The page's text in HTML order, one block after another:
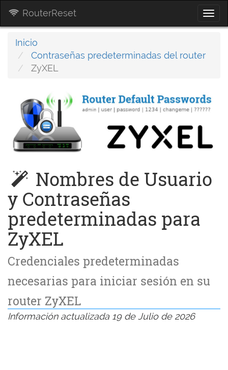
RouterReset
Inicio
Contraseñas predeterminadas del router
ZyXEL
Nombres de Usuario
y Contraseñas
predeterminadas para
ZyXEL
Credenciales predeterminadas
necesarias para iniciar sesión en su
router ZyXEL
Información actualizada 19 de Julio de 2026